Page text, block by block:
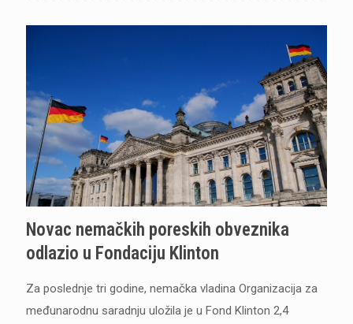
Novac nemačkih poreskih obveznika
odlazio u Fondaciju Klinton
Za poslednje tri godine, nemačka vladina Organizacija za
međunarodnu saradnju uložila je u Fond Klinton 2,4